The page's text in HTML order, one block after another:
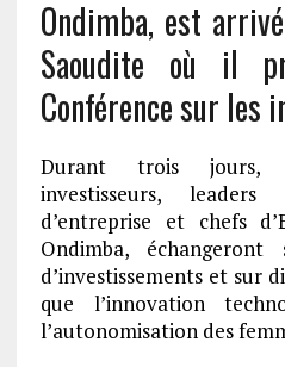
Ondimba, est
Saoudite où il
Conférence sur les
Durant trois jours,
investisseurs, leaders
d’entreprise et chefs
Ondimba,
d’investissements et sur
que l’innovation
l’autonomisation des